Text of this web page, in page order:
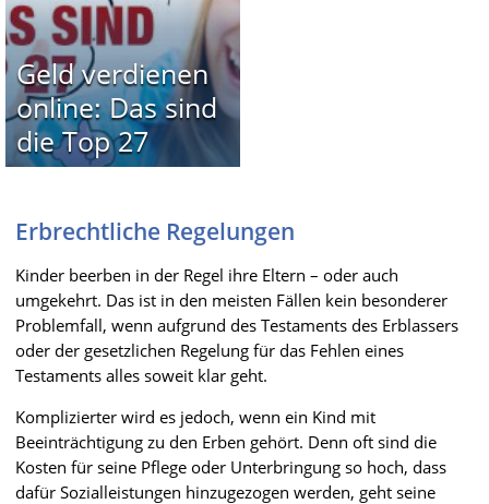
Geld verdienen
online: Das sind
die Top 27
Erbrechtliche Regelungen
Kinder beerben in der Regel ihre Eltern – oder auch
umgekehrt. Das ist in den meisten Fällen kein besonderer
Problemfall, wenn aufgrund des Testaments des Erblassers
oder der gesetzlichen Regelung für das Fehlen eines
Testaments alles soweit klar geht.
Komplizierter wird es jedoch, wenn ein Kind mit
Beeinträchtigung zu den Erben gehört. Denn oft sind die
Kosten für seine Pflege oder Unterbringung so hoch, dass
dafür Sozialleistungen hinzugezogen werden, geht seine